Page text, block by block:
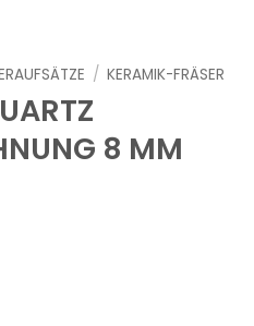
/ KERAMIK-FRÄSER
8 MM